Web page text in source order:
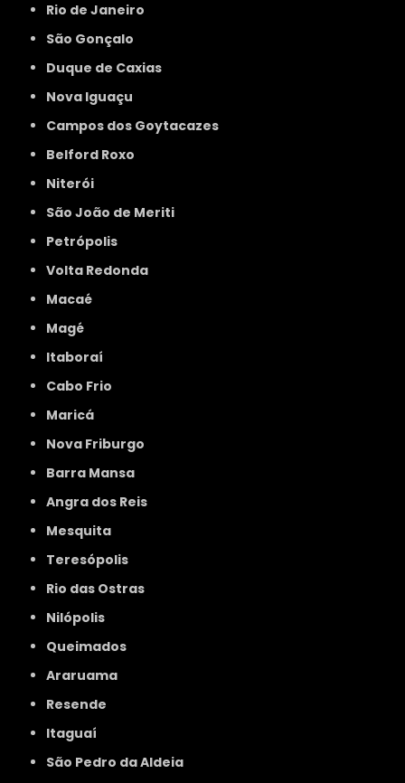
Rio de Janeiro
São Gonçalo
Duque de Caxias
Nova Iguaçu
Campos dos Goytacazes
Belford Roxo
Niterói
São João de Meriti
Petrópolis
Volta Redonda
Macaé
Magé
Itaboraí
Cabo Frio
Maricá
Nova Friburgo
Barra Mansa
Angra dos Reis
Mesquita
Teresópolis
Rio das Ostras
Nilópolis
Queimados
Araruama
Resende
Itaguaí
São Pedro da Aldeia